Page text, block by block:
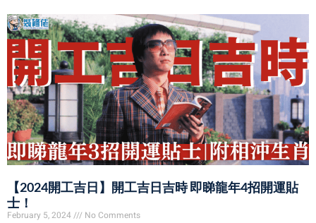
【2024開工吉日】開工吉日吉時 即睇龍年4招開運貼
士！
February 5, 2024 No Comments